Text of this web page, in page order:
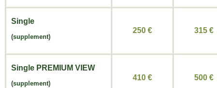
Single
(supplement)
250 € 315 €
Single PREMIUM VIEW
(supplement)
410 € 500 €